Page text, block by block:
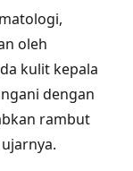
oleh
kulit kepala
dengan
rambut